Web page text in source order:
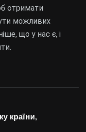
країни,
отримати
можливих
що у нас є, і